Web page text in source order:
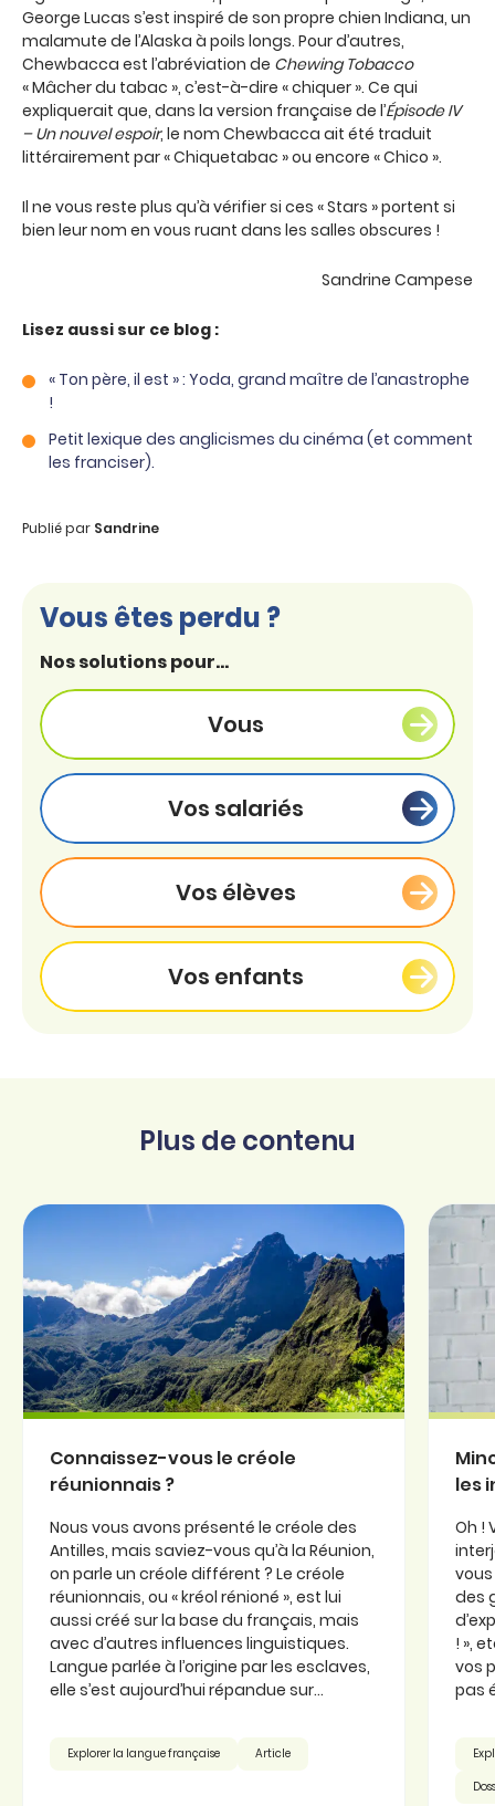
George Lucas s’est inspiré de son propre chien Indiana, un
malamute de l’Alaska à poils longs. Pour d’autres,
Chewbacca est l’abréviation de Chewing Tobacco
« Mâcher du tabac », c’est-à-dire « chiquer ». Ce qui
expliquerait que, dans la version française de l’Épisode IV
– Un nouvel espoir, le nom Chewbacca ait été traduit
littérairement par « Chiquetabac » ou encore « Chico ».
Il ne vous reste plus qu’à vérifier si ces « Stars » portent si
bien leur nom en vous ruant dans les salles obscures !
Sandrine Campese
Lisez aussi sur ce blog :
« Ton père, il est » : Yoda, grand maître de l’anastrophe
!
Petit lexique des anglicismes du cinéma (et comment
les franciser).
Publié par Sandrine
Vous êtes perdu ?
Nos solutions pour...
Vous
Vos salariés
Vos élèves
Vos enfants
Plus de contenu
Connaissez-vous le créole
réunionnais ?
Nous vous avons présenté le créole des
Antilles, mais saviez-vous qu’à la Réunion,
on parle un créole différent ? Le créole
réunionnais, ou « kréol rénioné », est lui
aussi créé sur la base du français, mais
avec d’autres influences linguistiques.
Langue parlée à l’origine par les esclaves,
elle s’est aujourd’hui répandue sur...
Explorer la langue française Article
les
Oh !
des
! »,
vos
pas